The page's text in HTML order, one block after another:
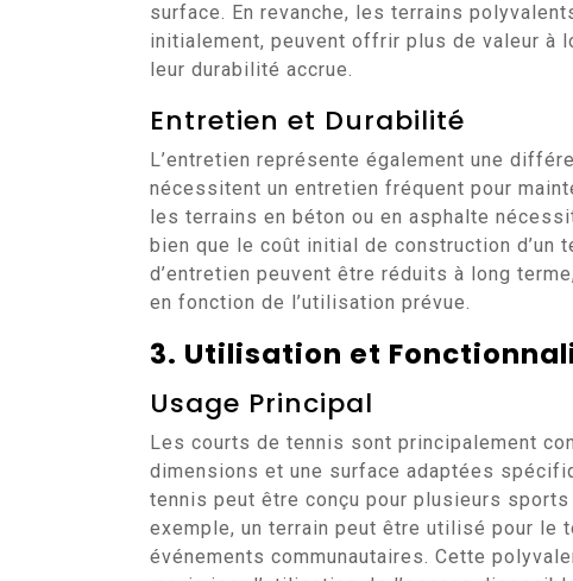
surface. En revanche, les terrains
initialement, peuvent offrir plus de valeur à
leur durabilité accrue.
Entretien et Durabilité
L’entretien représente également une
nécessitent un entretien fréquent pour
les terrains en béton ou en asphalte
bien que le coût initial de construction
d’entretien peuvent être réduits à long
en fonction de l’utilisation prévue.
3. Utilisation et
Usage Principal
Les courts de tennis sont principalement
dimensions et une surface adaptées
tennis peut être conçu pour plusieurs
exemple, un terrain peut être utilisé pour le
événements communautaires. Cette